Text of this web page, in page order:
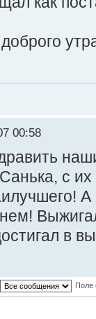
00:58
с
в
Поле